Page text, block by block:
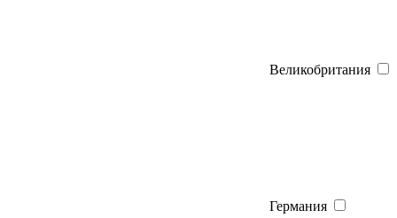
Великобритания
Германия